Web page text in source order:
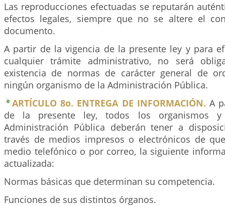
Las reproducciones efectuadas se reputarán
efectos legales, siempre que no se altere el
documento.
A partir de la vigencia de la presente ley y para
cualquier trámite administrativo, no será
existencia de normas de carácter general de
ningún organismo de la Administración Pública.
ARTÍCULO 8o. ENTREGA DE INFORMACIÓN. A
de la presente ley, todos los organismos
Administración Pública deberán tener a
través de medios impresos o electrónicos de
medio telefónico o por correo, la siguiente
actualizada:
Normas básicas que determinan su competencia.
Funciones de sus distintos órganos.